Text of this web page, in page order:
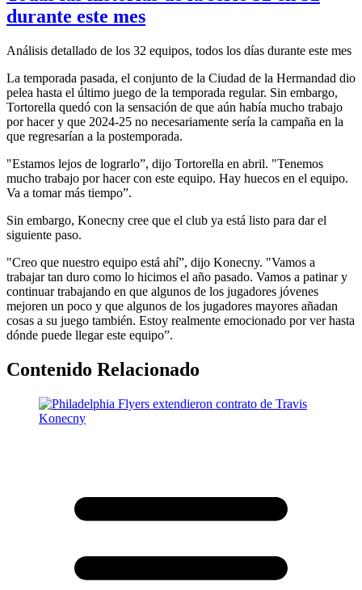
durante este mes
Análisis detallado de los 32 equipos, todos los días durante este mes
La temporada pasada, el conjunto de la Ciudad de la Hermandad dio
pelea hasta el último juego de la temporada regular. Sin embargo,
Tortorella quedó con la sensación de que aún había mucho trabajo
por hacer y que 2024-25 no necesariamente sería la campaña en la
que regresarían a la postemporada.
"Estamos lejos de lograrlo”, dijo Tortorella en abril. "Tenemos
mucho trabajo por hacer con este equipo. Hay huecos en el equipo.
Va a tomar más tiempo”.
Sin embargo, Konecny cree que el club ya está listo para dar el
siguiente paso.
"Creo que nuestro equipo está ahí”, dijo Konecny. "Vamos a
trabajar tan duro como lo hicimos el año pasado. Vamos a patinar y
continuar trabajando en que algunos de los jugadores jóvenes
mejoren un poco y que algunos de los jugadores mayores añadan
cosas a su juego también. Estoy realmente emocionado por ver hasta
dónde puede llegar este equipo”.
Contenido Relacionado